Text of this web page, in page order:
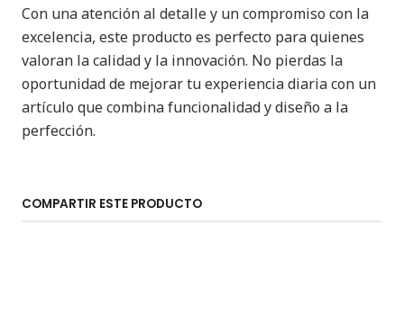
Con una atención al detalle y un compromiso con la
excelencia, este producto es perfecto para quienes
valoran la calidad y la innovación. No pierdas la
oportunidad de mejorar tu experiencia diaria con un
artículo que combina funcionalidad y diseño a la
perfección.
COMPARTIR ESTE PRODUCTO